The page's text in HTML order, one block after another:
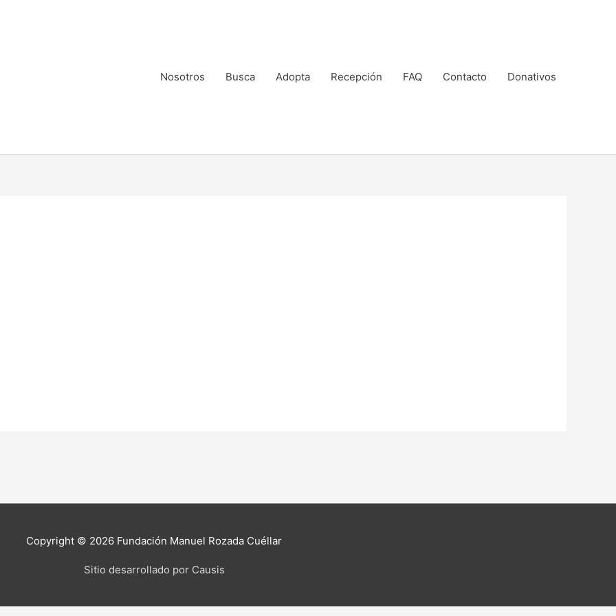
Nosotros Busca Adopta Recepción FAQ Contacto Donativos
Copyright © 2026 Fundación Manuel Rozada Cuéllar
Sitio desarrollado por Causis